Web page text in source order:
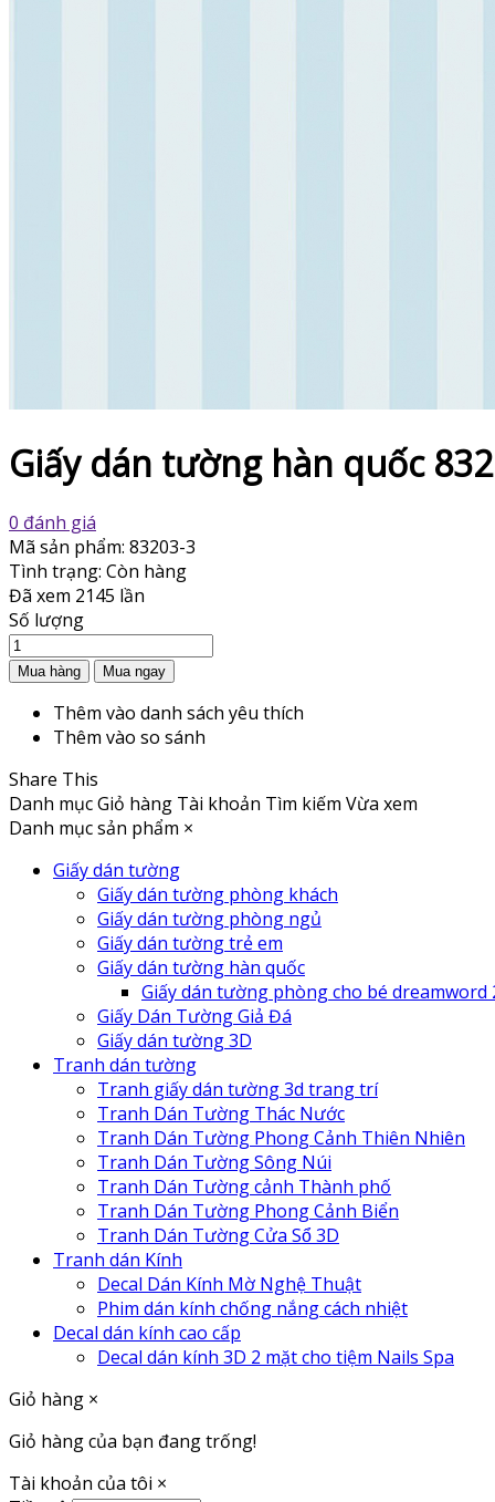
Giấy dán tường hàn quốc
0 đánh giá
Mã sản phẩm: 83203-3
Tình trạng: Còn hàng
Đã xem 2145 lần
Số lượng
Thêm vào danh sách yêu thích
Thêm vào so sánh
Share This
Danh mụcGiỏ hàng Tài khoản Tìm kiếm Vừa xem
Danh mục sản phẩm ×
Giấy dán tường
Giấy dán tường phòng khách
Giấy dán tường phòng ngủ
Giấy dán tường trẻ em
Giấy dán tường hàn quốc
Giấy dán tường phòng cho bé dreamword
Giấy Dán Tường Giả Đá
Giấy dán tường 3D
Tranh dán tường
Tranh giấy dán tường 3d trang trí
Tranh Dán Tường Thác Nước
Tranh Dán Tường Phong Cảnh Thiên Nhiên
Tranh Dán Tường Sông Núi
Tranh Dán Tường cảnh Thành phố
Tranh Dán Tường Phong Cảnh Biển
Tranh Dán Tường Cửa Sổ 3D
Tranh dán Kính
Decal Dán Kính Mờ Nghệ Thuật
Phim dán kính chống nắng cách nhiệt
Decal dán kính cao cấp
Decal dán kính 3D 2 mặt cho tiệm Nails Spa
Giỏ hàng ×
Giỏ hàng của bạn đang trống!
Tài khoản của tôi ×